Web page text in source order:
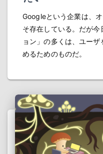
Googleという企業は、
そ存在している。だが
ョン」の多くは、ユー
めるためのものだ。